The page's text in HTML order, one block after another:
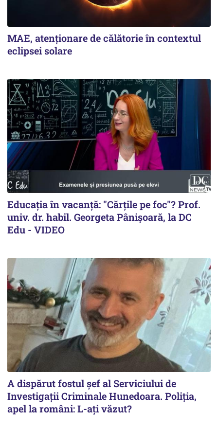
MAE, atenționare de călătorie în contextul
eclipsei solare
Educația în vacanță: "Cărțile pe foc"? Prof.
univ. dr. habil. Georgeta Pânișoară, la DC
Edu - VIDEO
A dispărut fostul șef al Serviciului de
Investigații Criminale Hunedoara. Poliția,
apel la români: L-ați văzut?